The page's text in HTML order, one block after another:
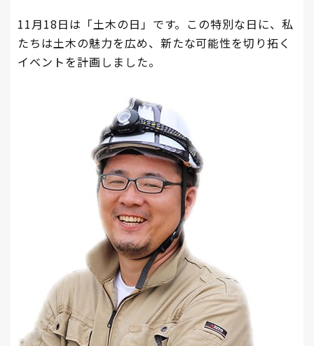
11月18日は「土木の日」です。この特別な日に、私
たちは土木の魅力を広め、新たな可能性を切り拓く
イベントを計画しました。